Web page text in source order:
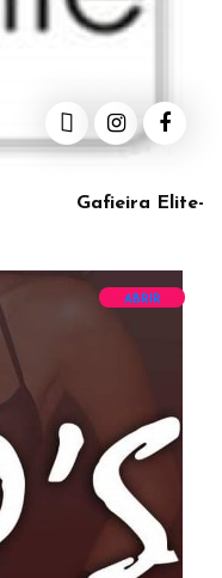
Gafieira Elite-
ABRIR